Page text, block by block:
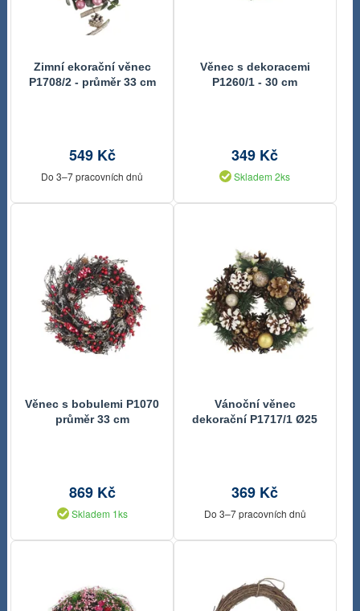
Zimní ekorační věnec
P1708/2 - průměr 33 cm
549 Kč
Do 3–7 pracovních dnů
Věnec s dekoracemi
P1260/1 - 30 cm
349 Kč
Skladem 2ks
Věnec s bobulemi P1070
průměr 33 cm
869 Kč
Skladem 1ks
Vánoční věnec
dekorační P1717/1 Ø25
369 Kč
Do 3–7 pracovních dnů